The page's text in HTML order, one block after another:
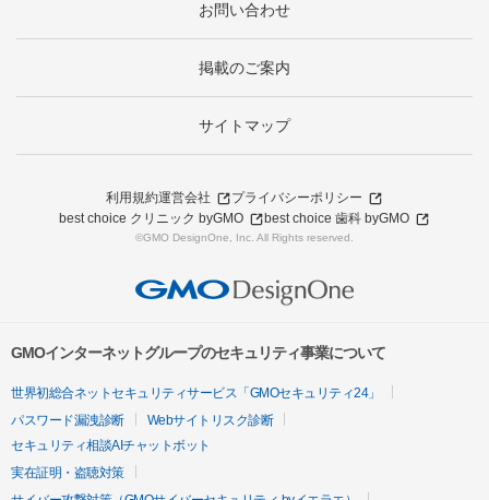
お問い合わせ
掲載のご案内
サイトマップ
利用規約運営会社
プライバシーポリシー
best choice クリニック byGMO
best choice 歯科 byGMO
©GMO DesignOne, Inc. All Rights reserved.
GMOインターネットグループのセキュリティ事業について
世界初総合ネットセキュリティサービス「GMOセキュリティ24」
パスワード漏洩診断
Webサイトリスク診断
セキュリティ相談AIチャットボット
実在証明・盗聴対策